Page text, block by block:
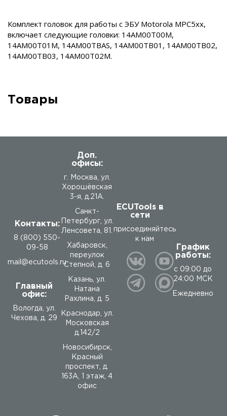
Комплект головок для работы с ЭБУ Motorola MPC5xx,
включает следующие головки: 14AM00T00M,
14AM00T01M, 14AM00TBAS, 14AM00TB01, 14AM00TB02,
14AM00TB03, 14AM00T02M.
Товары
Контакты:
8 (800) 550-
09-58
mail@ecutools.ru
Главный
офис:
Вологда
ул.
Чехова, д. 29
Доп.
офисы:
г. Москва, ул.
Хорошёвская
3-я, д.21А.
Санкт-
Петербург, ул.
Ленсовета, 81.
Хабаровск,
переулок
Степной, д. 6
Казань, ул.
Натана
Рахлина, д. 5
Краснодар, ул.
Московская
д.142/2
Новосибирск,
Красный
проспект, д.
163А, 1 этаж, 4
офис
ECUTools в
сети
присоединяйтесь
к нам
График
работы:
с 09:00 до
24:00 МСК
Ежедневно